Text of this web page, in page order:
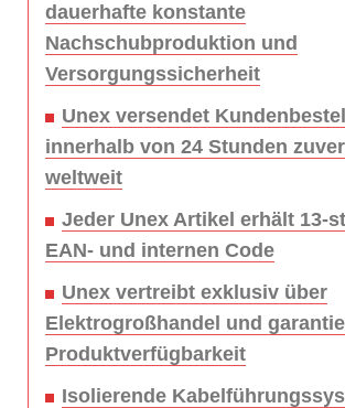
dauerhafte konstante
Nachschubproduktion und
Versorgungssicherheit
Unex versendet
innerhalb von 24 Stunden
weltweit
Jeder Unex Artikel erhält 13-
EAN- und internen Code
Unex vertreibt exklusiv über
Elektrogroßhandel und
Produktverfügbarkeit
Isolierende